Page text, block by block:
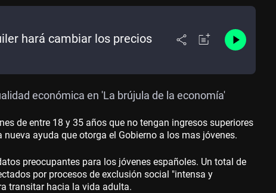
hará cambiar los precios
económica en 'La brújula de la economía'
de entre 18 y 35 años que no tengan ingresos superiores
ayuda que otorga el Gobierno a los mas jóvenes.
preocupantes para los jóvenes españoles. Un total de
por procesos de exclusión social "intensa y
transitar hacia la vida adulta.